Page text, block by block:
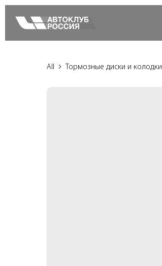
All Тормозные диски и колодки